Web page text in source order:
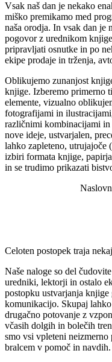
Vsak naš dan je nekako
miško premikamo med
naša orodja. In vsak dan je
pogovor z urednikom
pripravljati osnutke in po
ekipe prodaje in trženja,
Oblikujemo zunanjost
knjige. Izberemo primerno
elemente, vizualno
fotografijami in
različnimi kombinacijami in
nove ideje, ustvarjalen,
lahko zapleteno, utrujajoče
izbiri formata knjige,
in se trudimo prikazati
Celoten postopek traja
Naše naloge so del
uredniki, lektorji in ostalo
postopku ustvarjanja knjige
komunikacijo. Skupaj
drugačno potovanje z
včasih dolgih in bolečih
smo vsi vpleteni
bralcem v pomoč in navdih.